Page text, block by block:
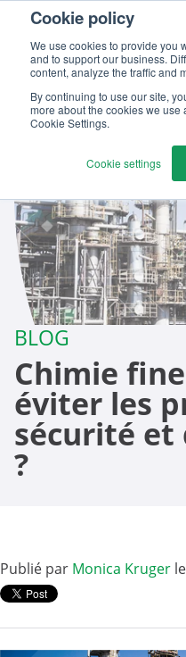
Cookie policy
We use cookies to provide you
and to support our business.
content, analyze the traffic and
By continuing to use our site,
more about the cookies we
Cookie Settings.
Cookie settings
BLOG
Chimie
éviter les
sécurité et
?
Publié par Monica Kruger